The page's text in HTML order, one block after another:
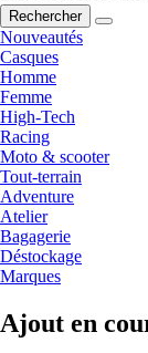
Rechercher
Nouveautés
Casques
Homme
Femme
High-Tech
Racing
Moto & scooter
Tout-terrain
Adventure
Atelier
Bagagerie
Déstockage
Marques
Ajout en